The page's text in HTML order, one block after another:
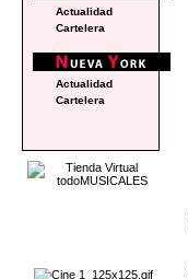
Actualidad
Cartelera
Actualidad
Cartelera